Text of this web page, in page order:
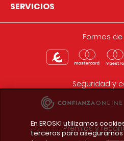
SERVICIOS
Formas
Seguridad y
Premios y
En EROSKI utilizamos
terceros para